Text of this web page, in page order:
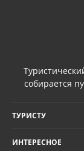
собирается
ТУРИСТУ
ИНТЕРЕСНОЕ